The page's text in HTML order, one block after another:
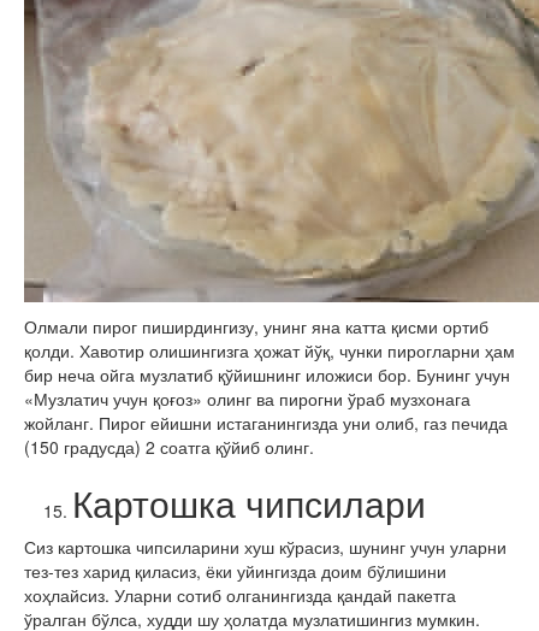
Олмали пирог пиширдингизу, унинг яна катта қисми ортиб
қолди. Хавотир олишингизга ҳожат йўқ, чунки пирогларни ҳам
бир неча ойга музлатиб қўйишнинг иложиси бор. Бунинг учун
«Музлатич учун қоғоз» олинг ва пирогни ўраб музхонага
жойланг. Пирог ейишни истаганингизда уни олиб, газ печида
(150 градусда) 2 соатга қўйиб олинг.
Картошка чипсилари
Сиз картошка чипсиларини хуш кўрасиз, шунинг учун уларни
тез-тез харид қиласиз, ёки уйингизда доим бўлишини
хоҳлайсиз. Уларни сотиб олганингизда қандай пакетга
ўралган бўлса, худди шу ҳолатда музлатишингиз мумкин.